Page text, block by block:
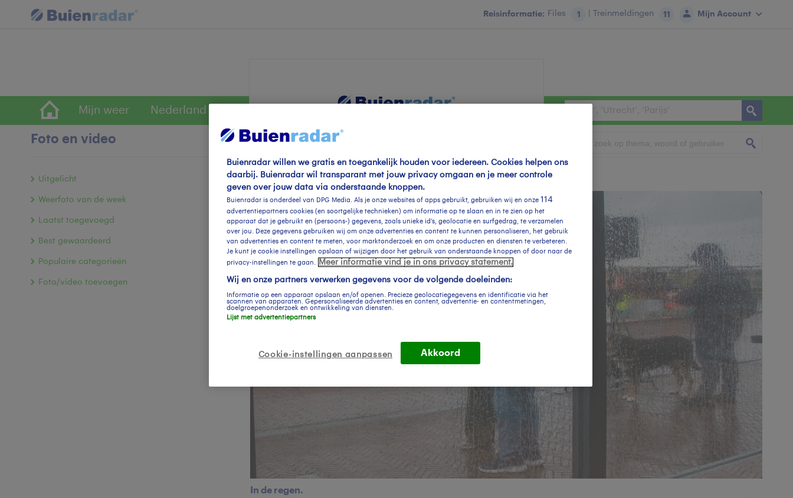
Mijn Account
Reisinformatie: Files 1 | Treinmeldingen 11
Mijn weer Nederland
Foto en video
REGEN WIND EN KOUD
In de regen.
Uitgelicht
Weerfoto van de week
Laatst toegevoegd
Best gewaardeerd
Populaire categorieën
Foto/video toevoegen
Mogen we je locatie gebruiken voor
Indien je hier nog geen akkoord op hebt
gegeven, verschijnt er zo een pop-up uit
je browser waarin deze toestemming
gevraagd wordt.
Is goed, toon de popup
Nu niet, misschien later
Gebruik je Safari en wil je niet elke dag deze pop-up
om dit aan te passen
Buienradar willen we gratis en toegankelijk houden voor iedereen. Cookies helpen ons
daarbij. Buienradar wil transparant met jouw privacy omgaan en je meer controle
geven over jouw data via onderstaande knoppen.
Buienradar is onderdeel van DPG Media. Als je onze websites of apps gebruikt, gebruiken wij en onze 114
advertentiepartners cookies (en soortgelijke technieken) om informatie op te slaan en in te zien op het
apparaat dat je gebruikt en (persoons-) gegevens, zoals unieke id’s, geolocatie en surfgedrag, te verzamelen
over jou. Deze gegevens gebruiken wij om onze advertenties en content te kunnen personaliseren, het gebruik
van advertenties en content te meten, voor marktonderzoek en om onze producten en diensten te verbeteren.
Je kunt je cookie instellingen opslaan of wijzigen door het gebruik van onderstaande knoppen of door naar de
privacy-instellingen te gaan.
Meer informatie vind je in ons privacy statement.
Wij en onze partners verwerken gegevens voor de volgende doeleinden:
Informatie op een apparaat opslaan en/of openen. Precieze geolocatiegegevens en identificatie via het
scannen van apparaten. Gepersonaliseerde advertenties en content, advertentie- en contentmetingen,
doelgroepenonderzoek en ontwikkeling van diensten.
Lijst met advertentiepartners
Cookie-instellingen aanpassen Akkoord